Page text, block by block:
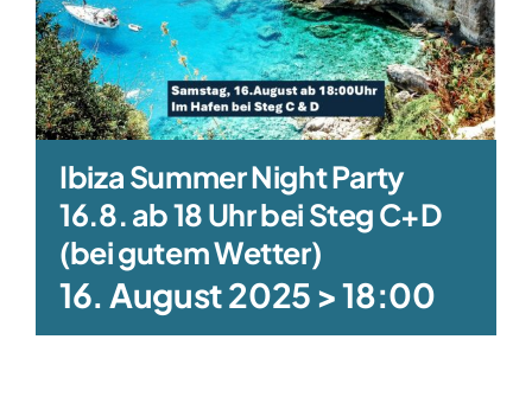
Jugend
Clubboote
Clubhaus
Sponsoren
Galerien
Ibiza Summer Night Party
16.8. ab 18 Uhr bei Steg C+D
(bei gutem Wetter)
16. August 2025 > 18:00